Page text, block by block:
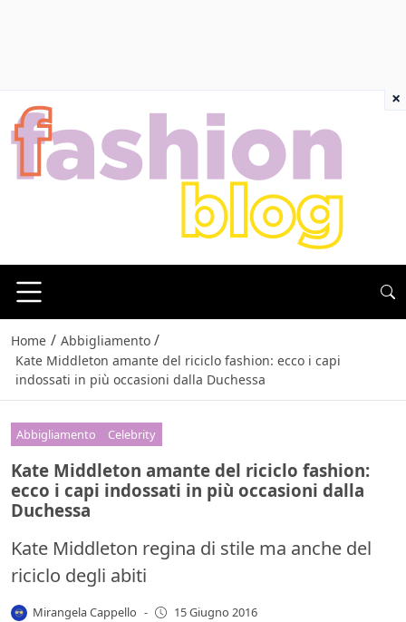
Home / Abbigliamento /
Kate Middleton amante del riciclo fashion: ecco i capi
indossati in più occasioni dalla Duchessa
Abbigliamento Celebrity
Kate Middleton amante del riciclo fashion:
ecco i capi indossati in più occasioni dalla
Duchessa
Kate Middleton regina di stile ma anche del
riciclo degli abiti
Mirangela Cappello - 15 Giugno 2016
×